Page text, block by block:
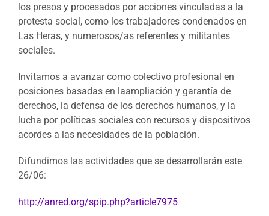
los presos y procesados por acciones vinculadas a la
protesta social, como los trabajadores condenados en
Las Heras, y numerosos/as referentes y militantes
sociales.
Invitamos a avanzar como colectivo profesional en
posiciones basadas en laampliación y garantía de
derechos, la defensa de los derechos humanos, y la
lucha por políticas sociales con recursos y dispositivos
acordes a las necesidades de la población.
Difundimos las actividades que se desarrollarán este
26/06:
http://anred.org/spip.php?article7975